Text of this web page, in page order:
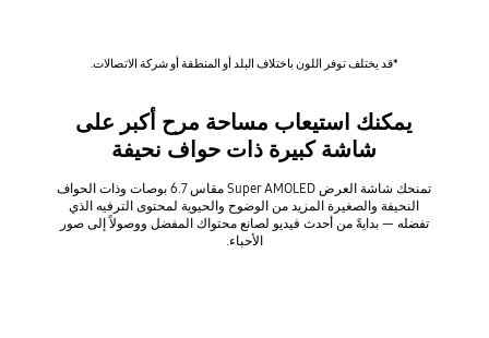
*قد يختلف توفر اللون باختلاف البلد أو المنطقة أو شركة الاتصالات.
يمكنك استيعاب مساحة مرح أكبر على
شاشة كبيرة ذات حواف نحيفة
تمنحك شاشة العرض Super AMOLED مقاس 6.7 بوصات وذات الحواف
النحيفة والصغيرة المزيد من الوضوح والحيوية لمحتوى الترفيه الذي
تفضله — بدايةً من أحدث فيديو لصانع محتواك المفضل ووصولاً إلى صور
الأحباء.